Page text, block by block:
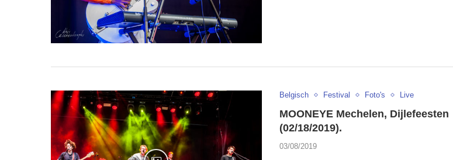
Belgisch Festival Foto's Live
MOONEYE Mechelen, Dijlefeesten
(02/18/2019).
03/08/2019